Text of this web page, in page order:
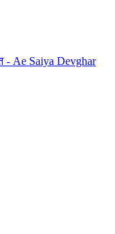
- Ae Saiya Devghar